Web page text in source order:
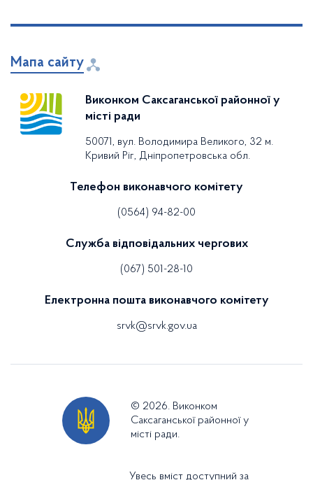
Мапа сайту
Виконком Саксаганської районної у
місті ради
50071, вул. Володимира Великого, 32 м.
Кривий Ріг, Дніпропетровська обл.
Телефон виконавчого комітету
(0564) 94-82-00
Служба відповідальних чергових
(067) 501-28-10
Електронна пошта виконавчого комітету
srvk@srvk.gov.ua
© 2026. Виконком
Саксаганської районної у
місті ради.
Увесь вміст доступний за